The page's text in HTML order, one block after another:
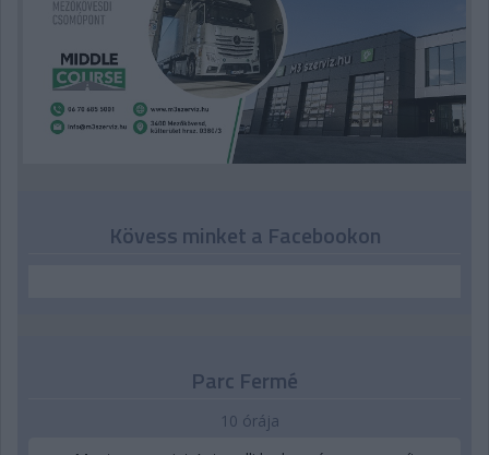
Kövess minket a Facebookon
Parc Fermé
10 órája